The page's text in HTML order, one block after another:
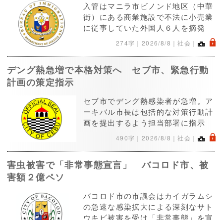
入管はマニラ市ビノンド地区（中華
街）にある商業施設で不法に小売業
に従事していた外国人６人を摘発
274字｜ 2026/8/8 ｜社会｜ .
デング熱急増で本格対策へ セブ市、緊急行動
計画の策定指示
セブ市でデング熱感染者が急増。ア
ーキバル市長は包括的な対策行動計
画を提出するよう担当部署に指示
490字｜ 2026/8/8 ｜社会｜ .
害虫被害で「非常事態宣言」 バコロド市、被
害額２億ペソ
バコロド市の市議会はカイガラムシ
の急速な感染拡大による深刻なサト
ウキビ被害を受け「非常事態」を宣